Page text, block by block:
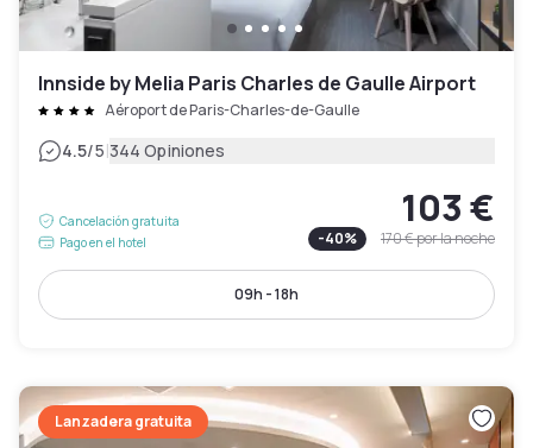
Innside by Melia Paris Charles de Gaulle Airport
Aéroport de Paris-Charles-de-Gaulle
4.5/5|344 Opiniones
Cancelación gratuita
Pago en el hotel
103 €
-40% 170 €por la noche
09h - 18h
Lanzadera gratuita